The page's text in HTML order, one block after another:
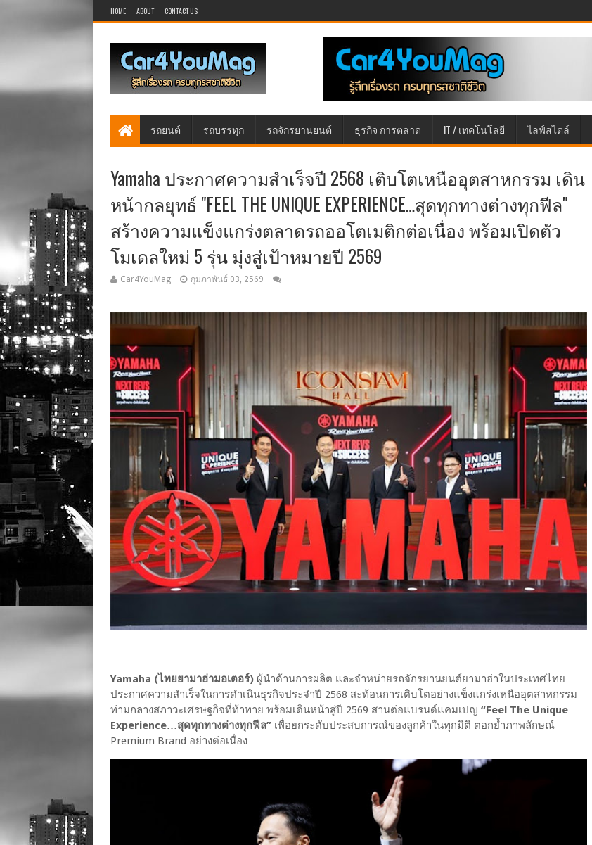
HOME ABOUT CONTACT US
รถยนต์ รถบรรทุก รถจักรยานยนต์ ธุรกิจ การตลาด IT / เทคโนโลยี ไลฟ์สไตล์
Yamaha ประกาศความสำเร็จปี 2568 เติบโตเหนืออุตสาหกรรม เดิน
หน้ากลยุทธ์ "FEEL THE UNIQUE EXPERIENCE…สุดทุกทางต่างทุกฟีล"
สร้างความแข็งแกร่งตลาดรถออโตเมติกต่อเนื่อง พร้อมเปิดตัว
โมเดลใหม่ 5 รุ่น มุ่งสู่เป้าหมายปี 2569
Car4YouMag กุมภาพันธ์ 03, 2569
Yamaha (ไทยยามาฮ่ามอเตอร์) ผู้นำด้านการผลิต และจำหน่ายรถจักรยานยนต์ยามาฮ่าในประเทศไทย
ประกาศความสำเร็จในการดำเนินธุรกิจประจำปี 2568 สะท้อนการเติบโตอย่างแข็งแกร่งเหนืออุตสาหกรรม
ท่ามกลางสภาวะเศรษฐกิจที่ท้าทาย พร้อมเดินหน้าสู่ปี 2569 สานต่อแบรนด์แคมเปญ “Feel The Unique
Experience…สุดทุกทางต่างทุกฟีล” เพื่อยกระดับประสบการณ์ของลูกค้าในทุกมิติ ตอกย้ำภาพลักษณ์
Premium Brand อย่างต่อเนื่อง